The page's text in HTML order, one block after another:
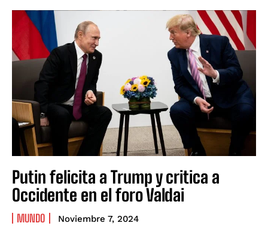
Putin felicita a Trump y critica a
Occidente en el foro Valdai
MUNDO Noviembre 7, 2024